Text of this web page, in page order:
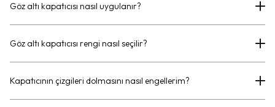
Göz altı kapatıcısı nasıl uygulanır?
Göz altı kapatıcısı rengi nasıl seçilir?
Kapatıcının çizgileri dolmasını nasıl engellerim?